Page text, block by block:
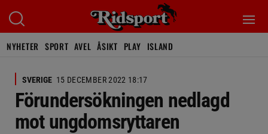
NYHETER SPORT AVEL ÅSIKT PLAY ISLAND
SVERIGE 15 DECEMBER 2022 18:17
Förundersökningen nedlagd
mot ungdomsryttaren